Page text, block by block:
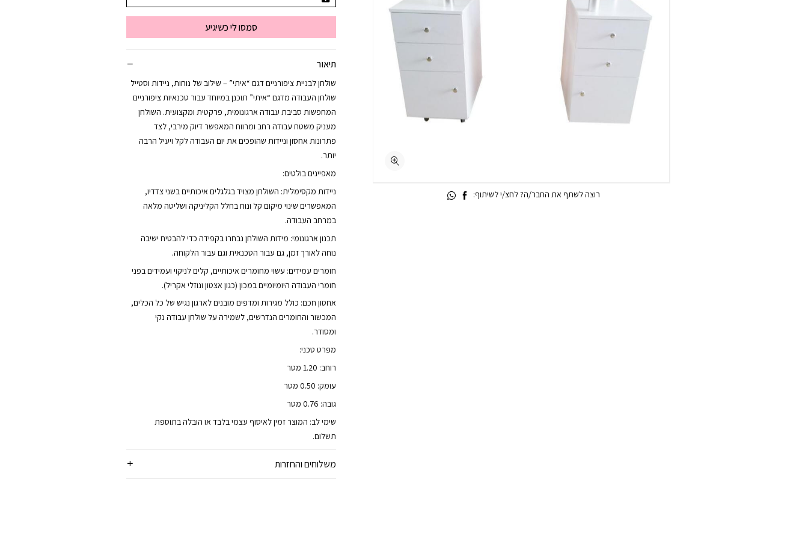
סמסו לי כשיגיע
תיאור
שולחן לבניית ציפורניים דגם “איתי” – שילוב של נוחות, ניידות וסטייל
שולחן העבודה מדגם “איתי” תוכנן במיוחד עבור טכנאיות ציפורניים
המחפשות סביבת עבודה ארגונומית, פרקטית ומקצועית. השולחן
מעניק משטח עבודה רחב ומרווח המאפשר דיוק מירבי, לצד
פתרונות אחסון וניידות שהופכים את יום העבודה לקל ויעיל הרבה
יותר.
מאפיינים בולטים:
ניידות מקסימלית: השולחן מצויד בגלגלים איכותיים בשני צדדיו,
המאפשרים שינוי מיקום קל ונוח בחלל הקליניקה ושליטה מלאה
במרחב העבודה.
תכנון ארגונומי: מידות השולחן נבחרו בקפידה כדי להבטיח ישיבה
נוחה לאורך זמן, גם עבור הטכנאית וגם עבור הלקוחה.
חומרים עמידים: עשוי מחומרים איכותיים, קלים לניקוי ועמידים בפני
חומרי העבודה היומיומיים במכון (כגון אצטון ונוזלי אקריל).
אחסון חכם: כולל מגירות ומדפים מובנים לארגון נגיש של כל הכלים,
המכשור והחומרים הנדרשים, לשמירה על שולחן עבודה נקי
ומסודר.
מפרט טכני:
רוחב: 1.20 מטר
עומק: 0.50 מטר
גובה: 0.76 מטר
שימי לב: המוצר זמין לאיסוף עצמי בלבד או הובלה בתוספת
תשלום.
משלוחים והחזרות
רוצה לשתף את החבר/ה? לחצ/י לשיתוף: